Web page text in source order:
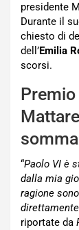
presidente
Durante il
chiesto di
dell’Emilia
scorsi.
“Paolo VI è
dalla mia
ragione
riportate da